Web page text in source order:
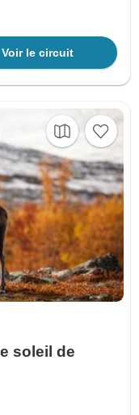
Voir le circuit
soleil de